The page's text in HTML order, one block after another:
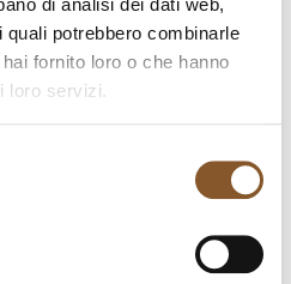
potrebbero combinarle
fornito loro o che hanno
loro servizi.